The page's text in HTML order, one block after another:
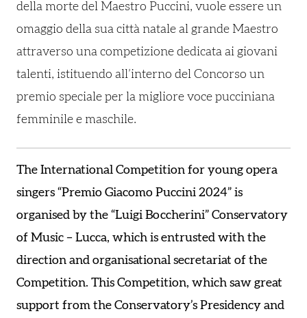
della morte del Maestro Puccini, vuole essere un
omaggio della sua città natale al grande Maestro
attraverso una competizione dedicata ai giovani
talenti, istituendo all’interno del Concorso un
premio speciale per la migliore voce pucciniana
femminile e maschile.
The International Competition for young opera
singers “Premio Giacomo Puccini 2024” is
organised by the “Luigi Boccherini” Conservatory
of Music – Lucca, which is entrusted with the
direction and organisational secretariat of the
Competition. This Competition, which saw great
support from the Conservatory’s Presidency and